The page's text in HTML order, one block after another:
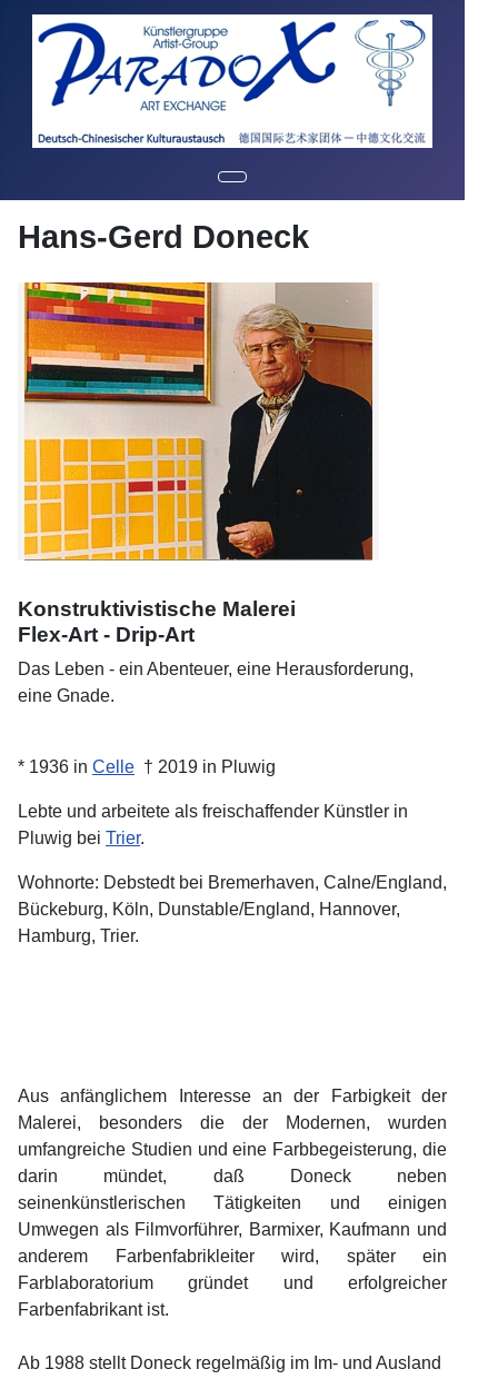
Hans-Gerd Doneck
Konstruktivistische Malerei
Flex-Art - Drip-Art
Das Leben - ein Abenteuer, eine Herausforderung,
eine Gnade.
* 1936 in Celle † 2019 in Pluwig
Lebte und arbeitete als freischaffender Künstler in
Pluwig bei Trier.
Wohnorte: Debstedt bei Bremerhaven, Calne/England,
Bückeburg, Köln, Dunstable/England, Hannover,
Hamburg, Trier.
Aus anfänglichem Interesse an der Farbigkeit der
Malerei, besonders die der Modernen, wurden
umfangreiche Studien und eine Farbbegeisterung, die
darin mündet, daß Doneck neben
seinenkünstlerischen Tätigkeiten und einigen
Umwegen als Filmvorführer, Barmixer, Kaufmann und
anderem Farbenfabrikleiter wird, später ein
Farblaboratorium gründet und erfolgreicher
Farbenfabrikant ist.
Ab 1988 stellt Doneck regelmäßig im Im- und Ausland